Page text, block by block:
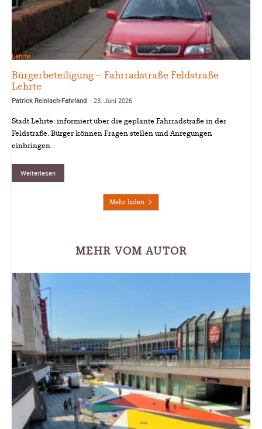
Lehrte
Bürgerbeteiligung – Fahrradstraße Feldstraße
Lehrte
Patrick Reinisch-Fahrland - 23. Juni 2026
Stadt Lehrte: informiert über die geplante Fahrradstraße in der
Feldstraße. Bürger können Fragen stellen und Anregungen
einbringen.
Weiterlesen
Mehr laden
MEHR VOM AUTOR